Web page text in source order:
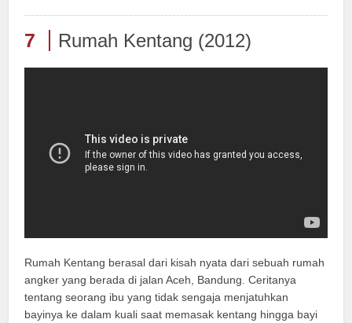
7 Rumah Kentang (2012)
Rumah Kentang berasal dari kisah nyata dari sebuah rumah
angker yang berada di jalan Aceh, Bandung. Ceritanya
tentang seorang ibu yang tidak sengaja menjatuhkan
bayinya ke dalam kuali saat memasak kentang hingga bayi